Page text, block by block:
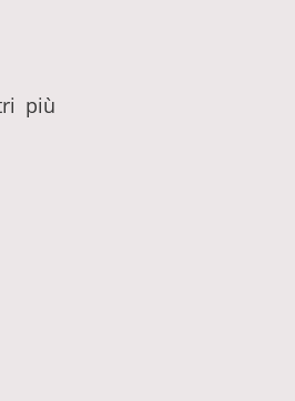
più